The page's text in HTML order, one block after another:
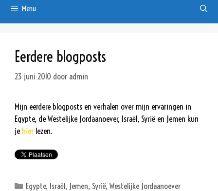
Menu
Eerdere blogposts
23 juni 2010 door admin
Mijn eerdere blogposts en verhalen over mijn ervaringen in
Egypte, de Westelijke Jordaanoever, Israël, Syrië en Jemen kun
je hier lezen.
Categorieën
Egypte, Israël, Jemen, Syrië,Westelijke Jordaanoever